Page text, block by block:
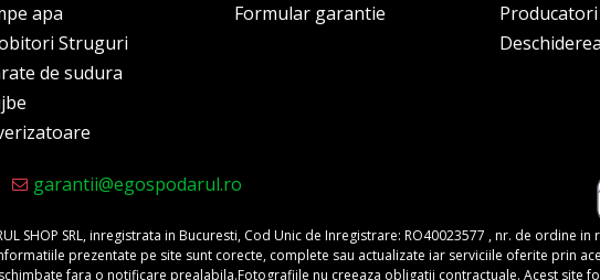
apa
Struguri
de sudura
Formular garantie
Producatori
garantii@egospodarul.ro
SHOP SRL, inregistrata in Bucuresti, Cod Unic de Inregistrare: RO40023577 , nr. de
prezentate pe site sunt corecte, complete sau actualizate iar serviciile oferite prin
fara o notificare prealabila.Fotografiile nu creeaza obligatii contractuale. Acest site